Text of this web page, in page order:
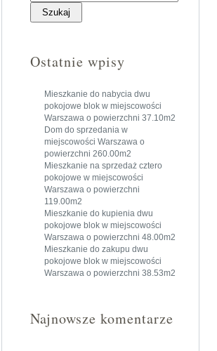
Ostatnie wpisy
Mieszkanie do nabycia dwu
pokojowe blok w miejscowości
Warszawa o powierzchni 37.10m2
Dom do sprzedania w
miejscowości Warszawa o
powierzchni 260.00m2
Mieszkanie na sprzedaż cztero
pokojowe w miejscowości
Warszawa o powierzchni
119.00m2
Mieszkanie do kupienia dwu
pokojowe blok w miejscowości
Warszawa o powierzchni 48.00m2
Mieszkanie do zakupu dwu
pokojowe blok w miejscowości
Warszawa o powierzchni 38.53m2
Najnowsze komentarze